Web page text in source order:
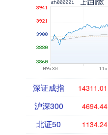
深证成指 14311.01
沪深300 4694.44
北证50 1134.24